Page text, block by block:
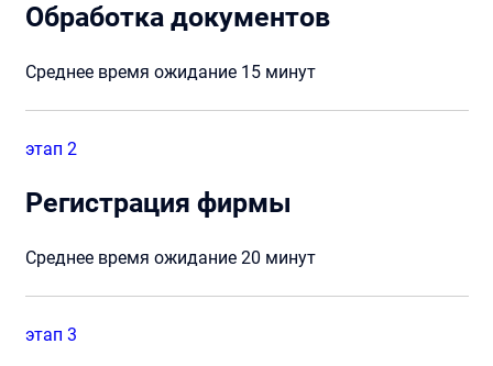
Обработка документов
Среднее время ожидание 15 минут
этап 2
Регистрация фирмы
Среднее время ожидание 20 минут
этап 3